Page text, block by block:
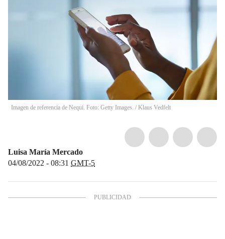
Imagen de referencia de Nequi. Foto: Getty Images. / Klaus Vedfelt
Luisa María Mercado
04/08/2022 - 08:31 GMT-5